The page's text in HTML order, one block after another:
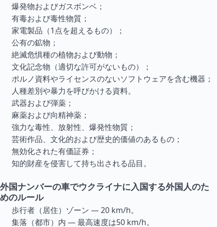
爆発物およびガスボンベ；
有毒および毒性物質；
家電製品（1点を超えるもの）；
公有の鉱物；
絶滅危惧種の植物および動物；
文化記念物（適切な許可がないもの）；
ポルノ資料やライセンスのないソフトウェアを含む機器；
人種差別や暴力を呼びかける資料。
武器および弾薬；
麻薬および向精神薬；
強力な毒性、放射性、爆発性物質；
芸術作品、文化的および歴史的価値のあるもの；
無効化された有価証券；
知的財産を侵害して持ち出される品目。
外国ナンバーの車でウクライナに入国する外国人のた
めのルール
歩行者（居住）ゾーン — 20 km/h。
集落（都市）内 — 最高速度は50 km/h。